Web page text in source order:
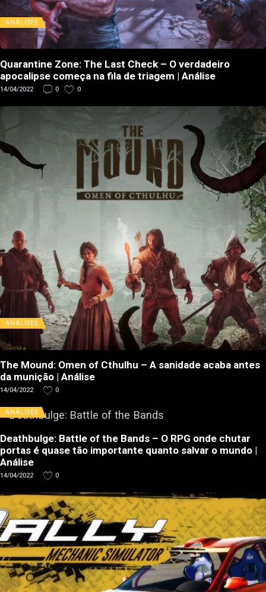
ANÁLISES
Quarantine Zone: The Last Check – O verdadeiro
apocalipse começa na fila de triagem | Análise
14/04/2022 0 0
ANÁLISES
The Mound: Omen of Cthulhu – A sanidade acaba antes
da munição | Análise
14/04/2022 0
ANÁLISES
Deathbulge: Battle of the Bands – O RPG onde chutar
portas é quase tão importante quanto salvar o mundo |
Análise
14/04/2022 0